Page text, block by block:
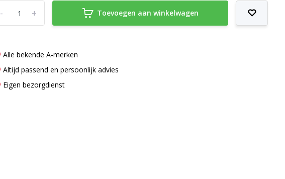
+
- Toevoegen aan winkelwagen
Alle bekende A-merken
Altijd passend en persoonlijk advies
Eigen bezorgdienst